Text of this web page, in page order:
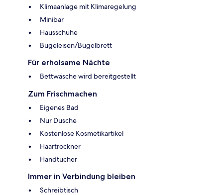
Klimaanlage mit Klimaregelung
Minibar
Hausschuhe
Bügeleisen/Bügelbrett
Für erholsame Nächte
Bettwäsche wird bereitgestellt
Zum Frischmachen
Eigenes Bad
Nur Dusche
Kostenlose Kosmetikartikel
Haartrockner
Handtücher
Immer in Verbindung bleiben
Schreibtisch